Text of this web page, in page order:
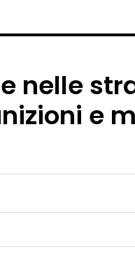
nelle
e